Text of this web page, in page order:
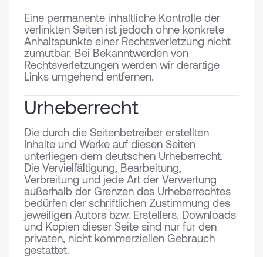
Eine permanente inhaltliche Kontrolle der
verlinkten Seiten ist jedoch ohne konkrete
Anhaltspunkte einer Rechtsverletzung nicht
zumutbar. Bei Bekanntwerden von
Rechtsverletzungen werden wir derartige
Links umgehend entfernen.
Urheberrecht
Die durch die Seitenbetreiber erstellten
Inhalte und Werke auf diesen Seiten
unterliegen dem deutschen Urheberrecht.
Die Vervielfältigung, Bearbeitung,
Verbreitung und jede Art der Verwertung
außerhalb der Grenzen des Urheberrechtes
bedürfen der schriftlichen Zustimmung des
jeweiligen Autors bzw. Erstellers. Downloads
und Kopien dieser Seite sind nur für den
privaten, nicht kommerziellen Gebrauch
gestattet.